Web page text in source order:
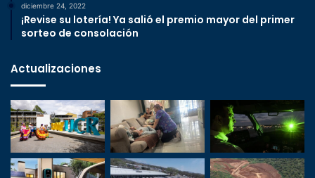
diciembre 24, 2022
¡Revise su lotería! Ya salió el premio mayor del primer
sorteo de consolación
Actualizaciones